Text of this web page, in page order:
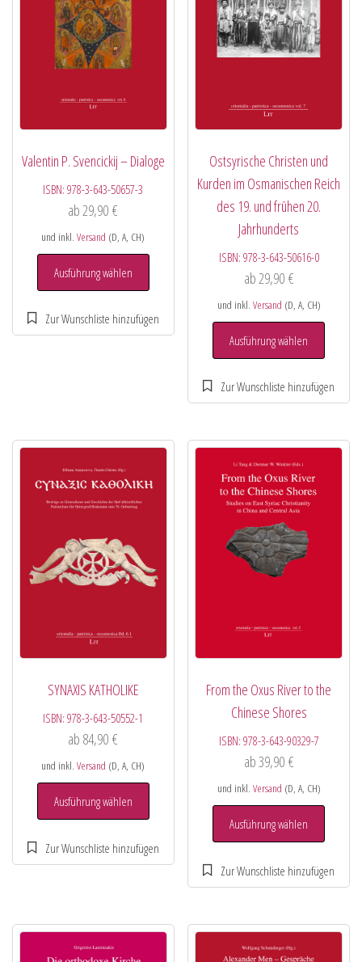
Valentin P. Svencickij – Dialoge
ISBN:978-3-643-50657-3
ab29,90€
und inkl.Versand (D, A, CH)
Ausführung wählen
Ostsyrische Christen und
Kurden im Osmanischen Reich
des 19. und frühen 20.
Jahrhunderts
ISBN: 978-3-643-50616-0
ab29,90 €
und inkl. Versand (D, A, CH)
Ausführung wählen
SYNAXIS KATHOLIKE
ISBN:978-3-643-50552-1
ab 84,90€
und inkl.Versand (D, A, CH)
Ausführung wählen
From the Oxus River to the
Chinese Shores
ISBN: 978-3-643-90329-7
ab39,90 €
und inkl. Versand (D, A, CH)
Ausführung wählen